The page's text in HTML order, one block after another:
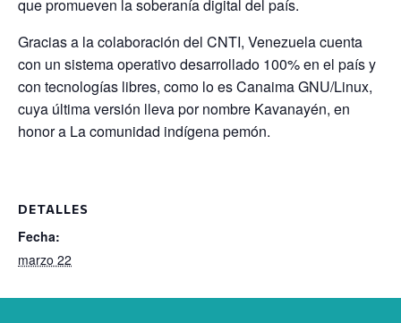
que promueven la soberanía digital del país.
Gracias a la colaboración del CNTI, Venezuela cuenta
con un sistema operativo desarrollado 100% en el país y
con tecnologías libres, como lo es Canaima GNU/Linux,
cuya última versión lleva por nombre Kavanayén, en
honor a La comunidad indígena pemón.
DETALLES
Fecha:
marzo 22